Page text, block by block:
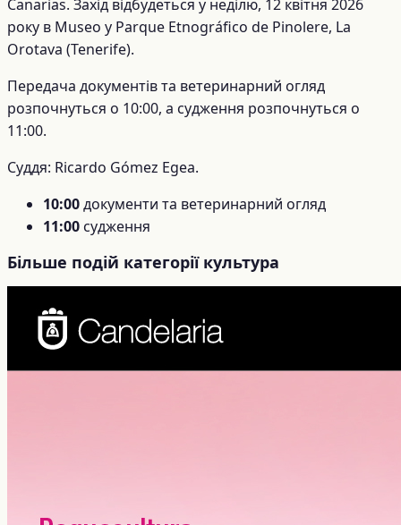
Canarias. Захід відбудеться у неділю, 12 квітня 2026
року в Museo y Parque Etnográfico de Pinolere, La
Orotava (Tenerife).
Передача документів та ветеринарний огляд
розпочнуться о 10:00, а судження розпочнуться о
11:00.
Суддя: Ricardo Gómez Egea.
10:00документи та ветеринарний огляд
11:00судження
Більше подій категорії культура